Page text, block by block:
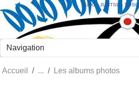
JUDO - JUJITSU - TAÏSO
Accueil Les albums photos
Panneau de gestion des cookies